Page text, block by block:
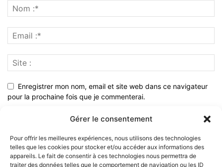
Gérer le consentement
Pour offrir les meilleures expériences, nous utilisons des technologies
telles que les cookies pour stocker et/ou accéder aux informations des
appareils. Le fait de consentir à ces technologies nous permettra de
traiter des données telles que le comportement de navigation ou les ID
Enregistrer mon nom, email et site web dans ce navigateur
pour la prochaine fois que je commenterai.